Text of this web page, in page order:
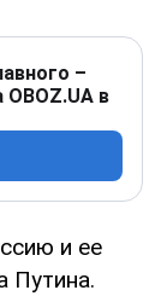
–
в
и ее
Путина.